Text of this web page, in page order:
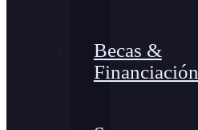
Becas &
Financiación